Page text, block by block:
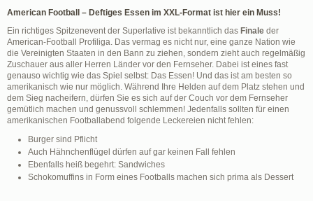
American Football – Deftiges Essen im XXL-Format ist hier ein Muss!
Ein richtiges Spitzenevent der Superlative ist bekanntlich das Finale der
American-Football Profiliga. Das vermag es nicht nur, eine ganze Nation wie
die Vereinigten Staaten in den Bann zu ziehen, sondern zieht auch regelmäßig
Zuschauer aus aller Herren Länder vor den Fernseher. Dabei ist eines fast
genauso wichtig wie das Spiel selbst: Das Essen! Und das ist am besten so
amerikanisch wie nur möglich. Während Ihre Helden auf dem Platz stehen und
dem Sieg nacheifern, dürfen Sie es sich auf der Couch vor dem Fernseher
gemütlich machen und genussvoll schlemmen! Jedenfalls sollten für einen
amerikanischen Footballabend folgende Leckereien nicht fehlen:
Burger sind Pflicht
Auch Hähnchenflügel dürfen auf gar keinen Fall fehlen
Ebenfalls heiß begehrt: Sandwiches
Schokomuffins in Form eines Footballs machen sich prima als Dessert